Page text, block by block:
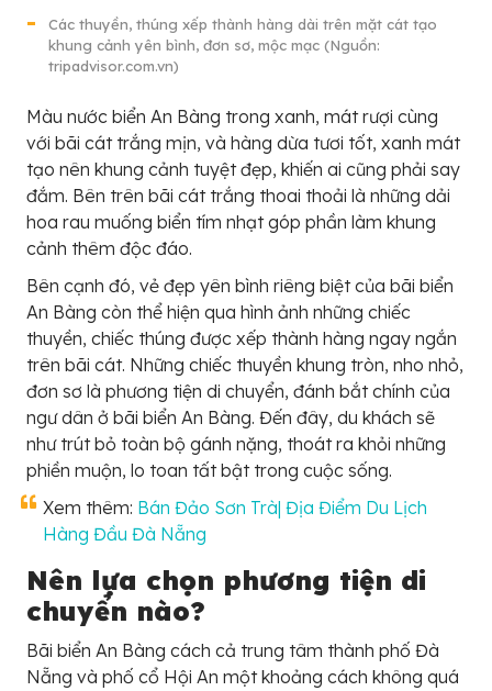
Các thuyền, thúng xếp thành hàng dài trên mặt cát tạo
khung cảnh yên bình, đơn sơ, mộc mạc (Nguồn:
tripadvisor.com.vn)
Màu nước biển An Bàng trong xanh, mát rượi cùng
với bãi cát trắng mịn, và hàng dừa tươi tốt, xanh mát
tạo nên khung cảnh tuyệt đẹp, khiến ai cũng phải say
đắm. Bên trên bãi cát trắng thoai thoải là những dải
hoa rau muống biển tím nhạt góp phần làm khung
cảnh thêm độc đáo.
Bên cạnh đó, vẻ đẹp yên bình riêng biệt của bãi biển
An Bàng còn thể hiện qua hình ảnh những chiếc
thuyền, chiếc thúng được xếp thành hàng ngay ngắn
trên bãi cát. Những chiếc thuyền khung tròn, nho nhỏ,
đơn sơ là phương tiện di chuyển, đánh bắt chính của
ngư dân ở bãi biển An Bàng. Đến đây, du khách sẽ
như trút bỏ toàn bộ gánh nặng, thoát ra khỏi những
phiền muộn, lo toan tất bật trong cuộc sống.
Xem thêm: Bán Đảo Sơn Trà| Địa Điểm Du Lịch
Hàng Đầu Đà Nẵng
Nên lựa chọn phương tiện di
chuyển nào?
Bãi biển An Bàng cách cả trung tâm thành phố Đà
Nẵng và phố cổ Hội An một khoảng cách không quá